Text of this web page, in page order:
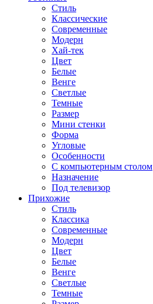
Стиль
Классические
Современные
Модерн
Хай-тек
Цвет
Белые
Венге
Светлые
Темные
Размер
Мини стенки
Форма
Угловые
Особенности
С компьютерным столом
Назначение
Под телевизор
Прихожие
Стиль
Классика
Современные
Модерн
Цвет
Белые
Венге
Светлые
Темные